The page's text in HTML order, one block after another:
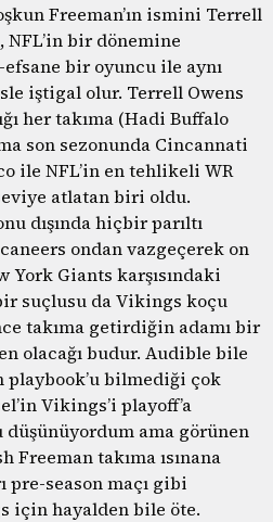
Freeman’ın ismini Terrell
NFL’in bir dönemine
efsane bir oyuncu ile aynı
iştigal olur. Terrell Owens
her takıma (Hadi Buffalo
son sezonunda Cincannati
ile NFL’in en tehlikeli WR
atlatan biri oldu.
dışında hiçbir parıltı
ondan vazgeçerek on
York Giants karşısındaki
suçlusu da Vikings koçu
takıma getirdiğin adamı bir
olacağı budur. Audible bile
playbook’u bilmediği çok
Vikings’i playoff’a
düşünüyordum ama görünen
Freeman takıma ısınana
pre-season maçı gibi
için hayalden bile öte.